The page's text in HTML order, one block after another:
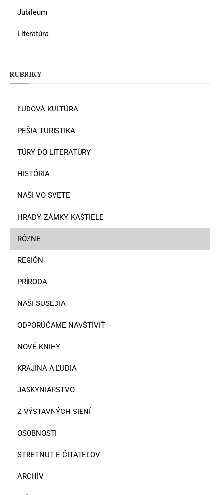
Jubileum
Literatúra
RUBRIKY
ĽUDOVÁ KULTÚRA
PEŠIA TURISTIKA
TÚRY DO LITERATÚRY
HISTÓRIA
NAŠI VO SVETE
HRADY, ZÁMKY, KAŠTIELE
RÔZNE
REGIÓN
PRÍRODA
NAŠI SUSEDIA
ODPORÚČAME NAVŠTÍVIŤ
NOVÉ KNIHY
KRAJINA A ĽUDIA
JASKYNIARSTVO
Z VÝSTAVNÝCH SIENÍ
OSOBNOSTI
STRETNUTIE ČITATEĽOV
ARCHÍV